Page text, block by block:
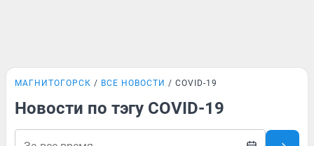
МАГНИТОГОРСК ВСЕ НОВОСТИ COVID-19
Новости по тэгу COVID-19